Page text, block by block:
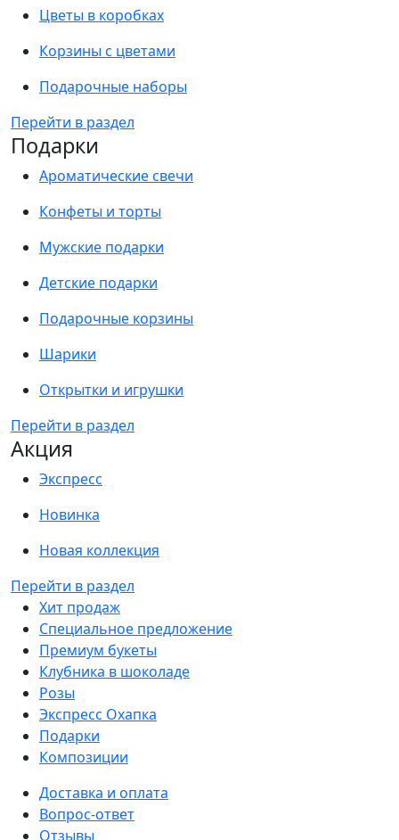
Цветы в коробках
Корзины с цветами
Подарочные наборы
Перейти в раздел
Подарки
Ароматические свечи
Конфеты и торты
Мужские подарки
Детские подарки
Подарочные корзины
Шарики
Открытки и игрушки
Перейти в раздел
Акция
Экспресс
Новинка
Новая коллекция
Перейти в раздел
Хит продаж
Специальное предложение
Премиум букеты
Клубника в шоколаде
Розы
Экспресс Охапка
Подарки
Композиции
Доставка и оплата
Вопрос-ответ
Отзывы